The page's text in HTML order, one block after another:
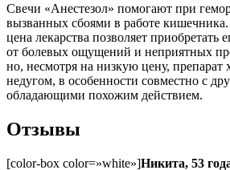
Свечи «Анестезол» помогают при
вызванных сбоями в работе
цена лекарства позволяет приобретать
от болевых ощущений и неприятных
но, несмотря на низкую цену, препарат
недугом, в особенности совместно с
обладающими похожим действием.
Отзывы
[color-box color=»white»]Никита, 53